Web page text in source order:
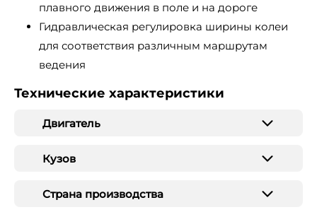
плавного движения в поле и на дороге
Гидравлическая регулировка ширины колеи
для соответствия различным маршрутам
ведения
Технические характеристики
Двигатель
Кузов
Страна производства